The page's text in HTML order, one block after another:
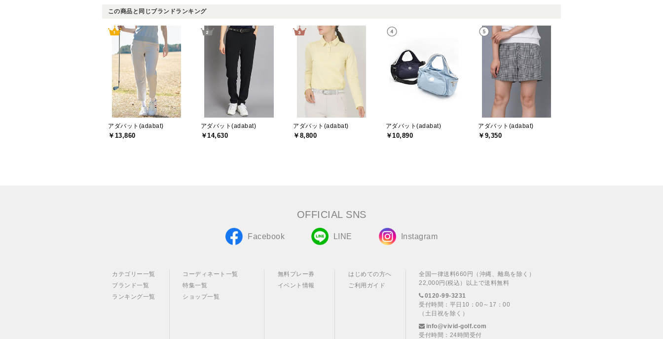
この商品と同じブランドランキング
アダバット(adabat)
￥13,860
アダバット(adabat)
￥14,630
アダバット(adabat)
￥8,800
アダバット(adabat)
￥10,890
アダバット(adabat)
￥9,350
OFFICIAL SNS
Facebook LINE Instagram
カテゴリー一覧
ブランド一覧
ランキング一覧
コーディネート一覧
特集一覧
ショップ一覧
無料プレー券
イベント情報
はじめての方へ
ご利用ガイド
全国一律送料660円（沖縄、離島を除く）
22,000円(税込）以上で送料無料
0120-99-3231
受付時間：平日10：00～17：00
（土日祝を除く）
info@vivid-golf.com
受付時間：24時間受付